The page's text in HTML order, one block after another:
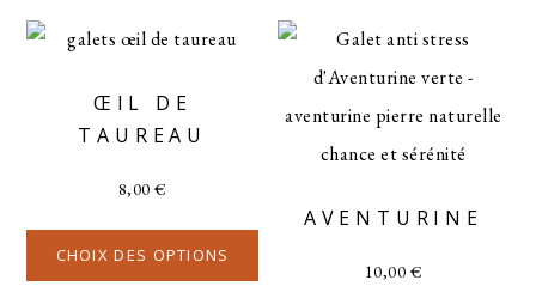
ŒIL DE
TAUREAU
8,00€
CHOIX DES OPTIONS
AVENTURINE
10,00€